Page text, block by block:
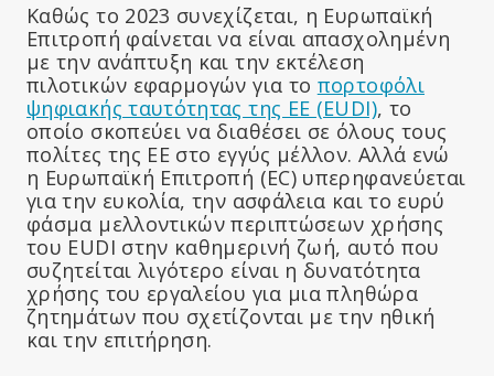
Καθώς το 2023 συνεχίζεται, η Ευρωπαϊκή
Επιτροπή φαίνεται να είναι απασχολημένη
με την ανάπτυξη και την εκτέλεση
πιλοτικών εφαρμογών για το πορτοφόλι
ψηφιακής ταυτότητας της ΕΕ (EUDI), το
οποίο σκοπεύει να διαθέσει σε όλους τους
πολίτες της ΕΕ στο εγγύς μέλλον. Αλλά ενώ
η Ευρωπαϊκή Επιτροπή (EC) υπερηφανεύεται
για την ευκολία, την ασφάλεια και το ευρύ
φάσμα μελλοντικών περιπτώσεων χρήσης
του EUDI στην καθημερινή ζωή, αυτό που
συζητείται λιγότερο είναι η δυνατότητα
χρήσης του εργαλείου για μια πληθώρα
ζητημάτων που σχετίζονται με την ηθική
και την επιτήρηση.